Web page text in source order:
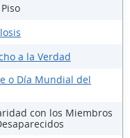
a la Verdad
o Día Mundial del
con los Miembros